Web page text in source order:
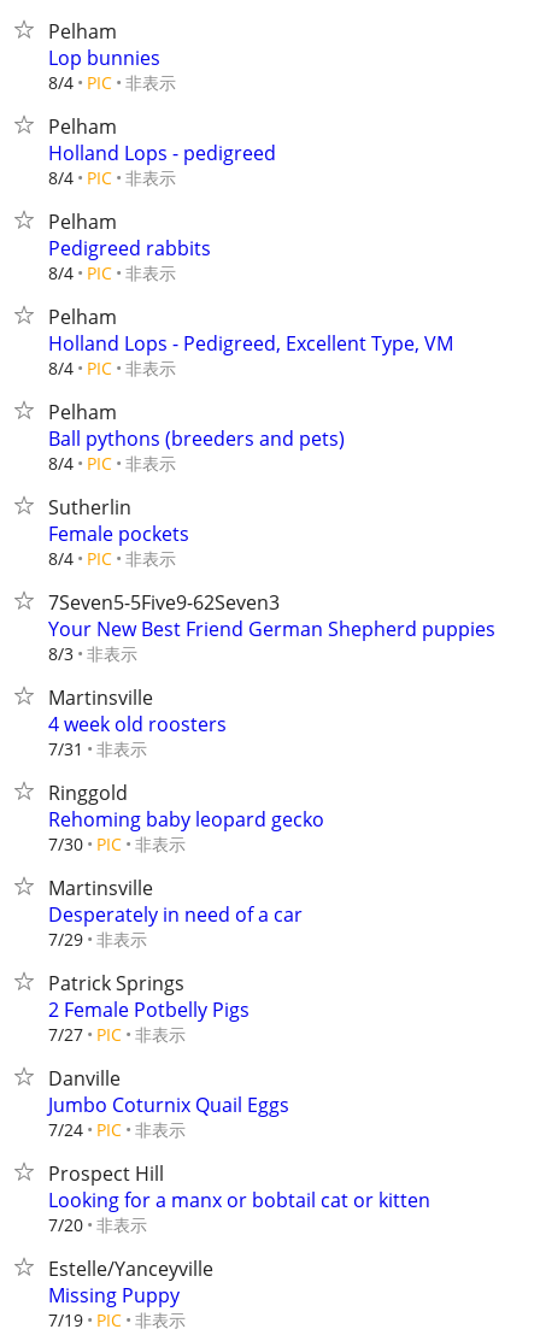
Pelham
Lop bunnies
8/4 PIC 非表示
Pelham
Holland Lops - pedigreed
8/4 PIC 非表示
Pelham
Pedigreed rabbits
8/4 PIC 非表示
Pelham
Holland Lops - Pedigreed, Excellent Type, VM
8/4 PIC 非表示
Pelham
Ball pythons (breeders and pets)
8/4 PIC 非表示
Sutherlin
Female pockets
8/4 PIC 非表示
7Seven5-5Five9-62Seven3
Your New Best Friend German Shepherd puppies
8/3 非表示
Martinsville
4 week old roosters
7/31 非表示
Ringgold
Rehoming baby leopard gecko
7/30 PIC 非表示
Martinsville
Desperately in need of a car
7/29 非表示
Patrick Springs
2 Female Potbelly Pigs
7/27 PIC 非表示
Danville
Jumbo Coturnix Quail Eggs
7/24 PIC 非表示
Prospect Hill
Looking for a manx or bobtail cat or kitten
7/20 非表示
Estelle/Yanceyville
Missing Puppy
7/19 PIC 非表示